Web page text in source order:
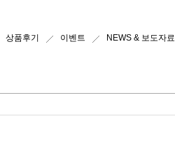
상품후기 이벤트 NEWS & 보도자료